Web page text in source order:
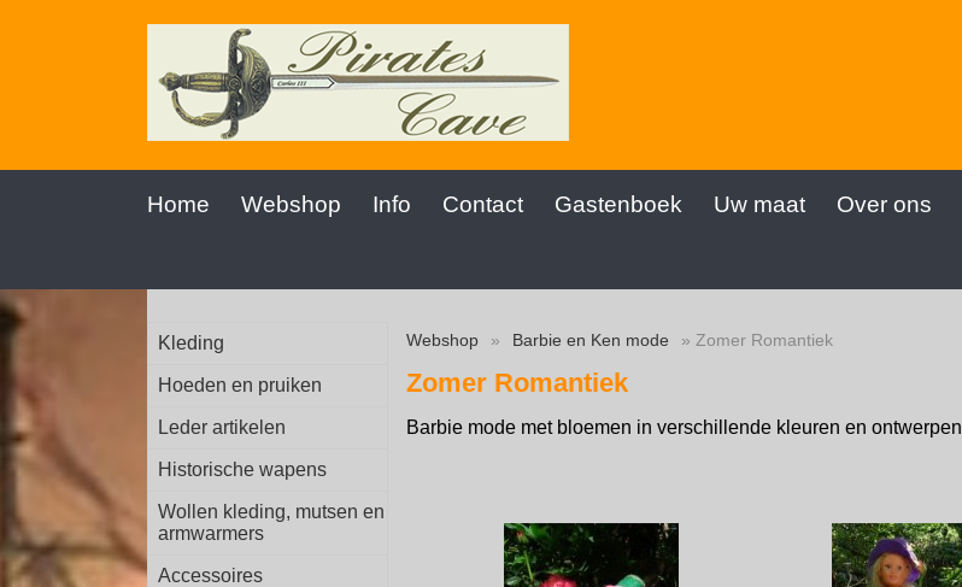
Home Webshop Info Contact Gastenboek Uw maat Over ons
Kleding
Hoeden en pruiken
Leder artikelen
Historische wapens
Wollen kleding, mutsen en
armwarmers
Accessoires
Webshop » Barbie en Ken mode » Zomer Romantiek
Zomer Romantiek
Barbie mode met bloemen in verschillende kleuren en ontwerpen